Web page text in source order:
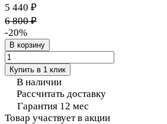
5 440 ₽
6 800 ₽
-20%
В корзину
Купить в 1 клик
В наличии
Рассчитать доставку
Гарантия 12 мес
Товар участвует в акции